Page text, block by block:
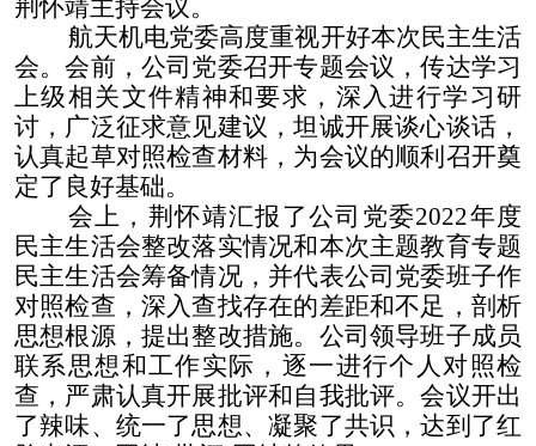
荆怀靖主持会议。
航天机电党委高度重视开好本次民主生活
会。会前，公司党委召开专题会议，传达学习
上级相关文件精神和要求，深入进行学习研
讨，广泛征求意见建议，坦诚开展谈心谈话，
认真起草对照检查材料，为会议的顺利召开奠
定了良好基础。
会上，荆怀靖汇报了公司党委2022年度
民主生活会整改落实情况和本次主题教育专题
民主生活会筹备情况，并代表公司党委班子作
对照检查，深入查找存在的差距和不足，剖析
思想根源，提出整改措施。公司领导班子成员
联系思想和工作实际，逐一进行个人对照检
查，严肃认真开展批评和自我批评。会议开出
了辣味、统一了思想、凝聚了共识，达到了红